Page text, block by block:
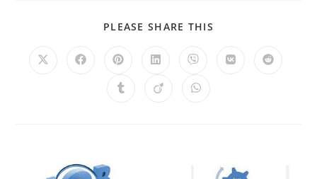
PLEASE SHARE THIS